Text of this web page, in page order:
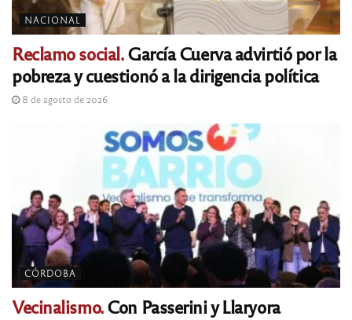
NACIONAL
Reclamo social.García Cuerva advirtió por la
pobreza y cuestionó a la dirigencia política
8 de agosto de 2026
CÓRDOBA
Vecinalismo.Con Passerini y Llaryora